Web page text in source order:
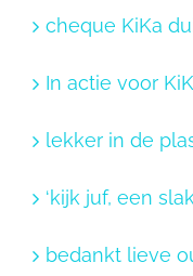
cheque KiKa
In actie voor
lekker in de
‘kijk juf, een
bedankt lieve